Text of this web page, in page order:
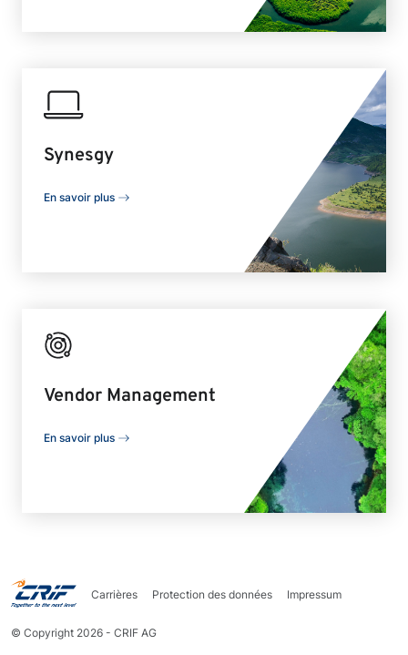
Synesgy
En savoir plus
Vendor Management
En savoir plus
Carrières Protection des données Impressum
© Copyright 2026 - CRIF AG